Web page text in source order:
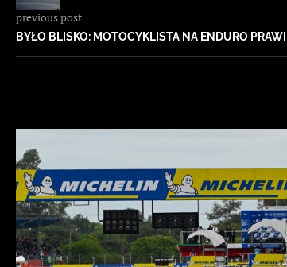
previous post
BYŁO BLISKO: MOTOCYKLISTA NA ENDURO